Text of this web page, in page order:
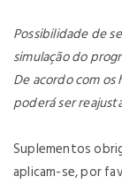
Possibilidade de
simulação do
De acordo com
poderá ser
Suplementos
aplicam-se, por